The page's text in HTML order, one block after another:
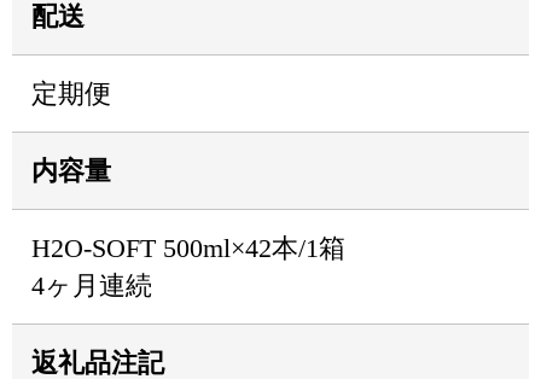
配送
定期便
内容量
H2O-SOFT 500ml×42本/1箱
4ヶ月連続
返礼品注記